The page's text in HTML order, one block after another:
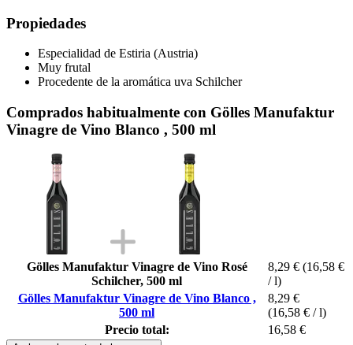
Propiedades
Especialidad de Estiria (Austria)
Muy frutal
Procedente de la aromática uva Schilcher
Comprados habitualmente con Gölles Manufaktur
Vinagre de Vino Blanco , 500 ml
Gölles Manufaktur Vinagre de Vino Rosé
Schilcher, 500 ml
8,29 € (16,58 €
/ l)
Gölles Manufaktur Vinagre de Vino Blanco ,
500 ml
8,29 €
(16,58 € / l)
Precio total:
16,58 €